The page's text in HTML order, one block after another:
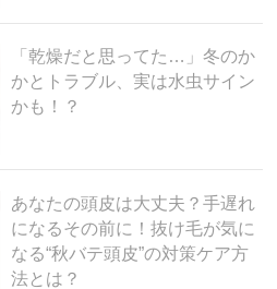
「乾燥だと思ってた…」冬のか
かとトラブル、実は水虫サイン
かも！？
あなたの頭皮は大丈夫？手遅れ
になるその前に！抜け毛が気に
なる“秋バテ頭皮”の対策ケア方
法とは？